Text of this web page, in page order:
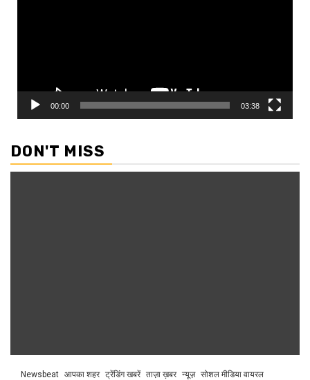
00:00 03:38
DON'T MISS
Newsbeat आपका शहर ट्रेंडिंग खबरें ताज़ा ख़बर न्यूज़ सोशल मीडिया वायरल